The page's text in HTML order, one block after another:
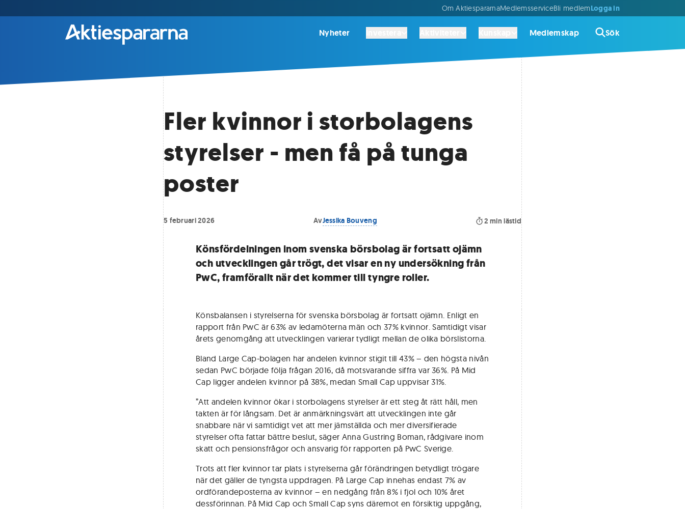
Om AktiespararnaMedlemsserviceBli medlemLogga in
Nyheter Medlemskap Sök
Fler kvinnor i storbolagens
styrelser - men få på tunga
poster
5 februari 2026 AvJessika Bouveng 2 min lästid
Könsfördelningen inom svenska börsbolag är fortsatt ojämn
och utvecklingen går trögt, det visar en ny undersökning från
PwC, framförallt när det kommer till tyngre roller.
Könsbalansen i styrelserna för svenska börsbolag är fortsatt ojämn. Enligt en
rapport från PwC är 63% av ledamöterna män och 37% kvinnor. Samtidigt visar
årets genomgång att utvecklingen varierar tydligt mellan de olika börslistorna.
Bland Large Cap-bolagen har andelen kvinnor stigit till 43% – den högsta nivån
sedan PwC började följa frågan 2016, då motsvarande siffra var 36%. På Mid
Cap ligger andelen kvinnor på 38%, medan Small Cap uppvisar 31%.
”Att andelen kvinnor ökar i storbolagens styrelser är ett steg åt rätt håll, men
takten är för långsam. Det är anmärkningsvärt att utvecklingen inte går
snabbare när vi samtidigt vet att mer jämställda och mer diversifierade
styrelser ofta fattar bättre beslut, säger Anna Gustring Boman, rådgivare inom
skatt och pensionsfrågor och ansvarig för rapporten på PwC Sverige.
Trots att fler kvinnor tar plats i styrelserna går förändringen betydligt trögare
när det gäller de tyngsta uppdragen. På Large Cap innehas endast 7% av
ordförandeposterna av kvinnor – en nedgång från 8% i fjol och 10% året
dessförinnan. På Mid Cap och Small Cap syns däremot en försiktig uppgång,